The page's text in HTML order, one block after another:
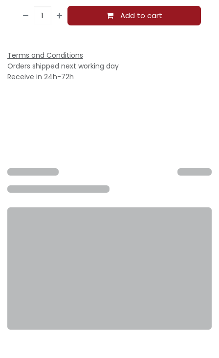
Add to cart
Terms and Conditions
Orders shipped next working day
Receive in 24h-72h